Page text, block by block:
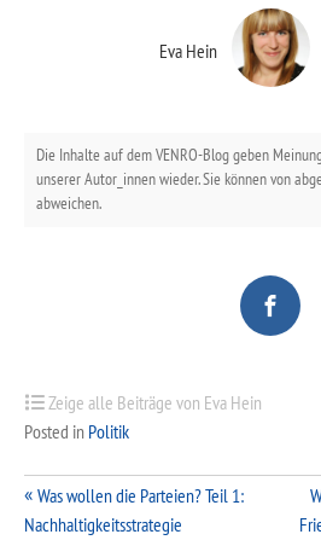
Eva Hein
Die Inhalte auf dem VENRO-Blog geben
unserer Autor_innen wieder. Sie können von
abweichen.
Zeige alle Beiträge von Eva Hein
Posted in Politik
Beitragsnavigation
Was wollen die Parteien? Teil 1:
Nachhaltigkeitsstrategie